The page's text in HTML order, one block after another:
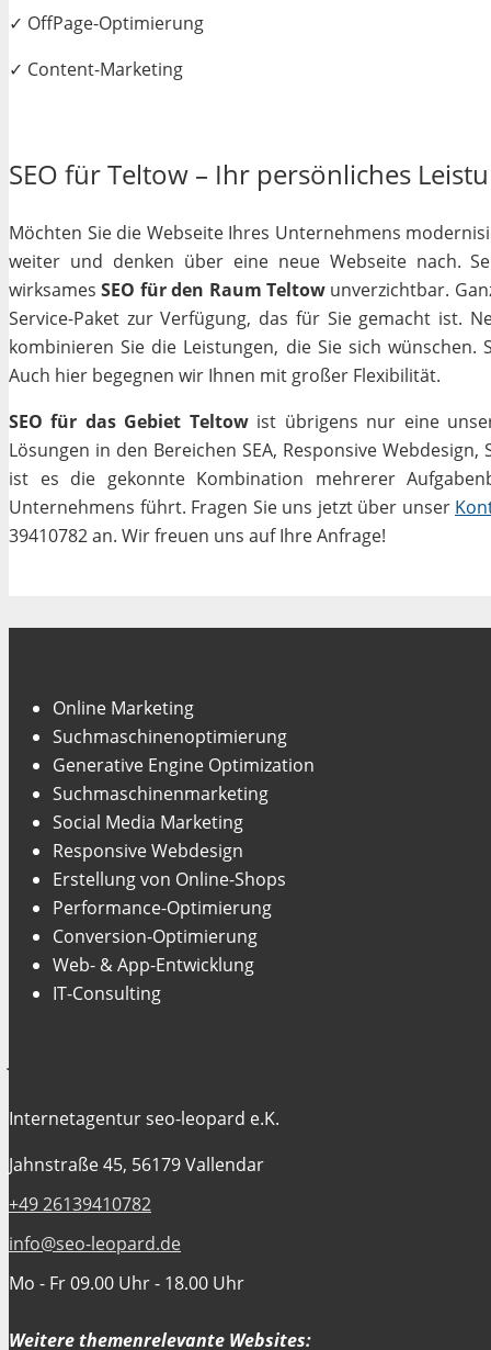
✓ OffPage-Optimierung
✓ Content-Marketing
SEO für Teltow – Ihr persönliches
Möchten Sie die Webseite Ihres Unternehmens
weiter und denken über eine neue Webseite nach.
wirksamesSEO für den Raum Teltowunverzichtbar.
Service-Paket zur Verfügung, das für Sie gemacht ist.
kombinieren Sie die Leistungen, die Sie sich wünschen.
Auch hier begegnen wir Ihnen mit großer Flexibilität.
SEO für das Gebiet Teltowist übrigens nur eine
Lösungen in den Bereichen SEA, Responsive
ist es die gekonnte Kombination mehrerer
Unternehmens führt. Fragen Sie uns jetzt über unser
39410782 an. Wir freuen uns auf Ihre Anfrage!
Online Marketing
Suchmaschinenoptimierung
Generative Engine Optimization
Suchmaschinenmarketing
Social Media Marketing
Responsive Webdesign
Erstellung von Online-Shops
Performance-Optimierung
Conversion-Optimierung
Web- & App-Entwicklung
IT-Consulting
Internetagentur seo-leopard e.K.
Jahnstraße 45, 56179 Vallendar
+49 26139410782
info@seo-leopard.de
Mo - Fr 09.00 Uhr - 18.00 Uhr
Weitere themenrelevante Websites: